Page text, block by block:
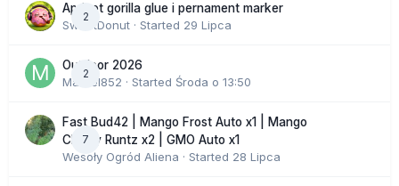
2
Apricot gorilla glue i pernament marker
SweetDonut · Started 29 Lipca
2
Outdoor 2026
Marcel852 · Started Środa o 13:50
7
Fast Bud42 | Mango Frost Auto x1 | Mango
Cherry Runtz x2 | GMO Auto x1
Wesoły Ogród Aliena · Started 28 Lipca